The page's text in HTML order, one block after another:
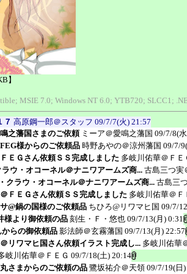
】
MSIE 7.0; Windows NT 6.0; YTB720; SLCC1;
７ 高原鋼一郎＠スタッフ 09/7/7(火) 21:57
之藩国さまのご依頼 ミーア＠愛鳴之藩国 09/7/8(
様からのご依頼品 時野あやの＠涼州藩国 09/7/
ＥＧさん依頼ＳＳ完成しました 多岐川佑華＠ＦＥ
ウ・オコーネル＠ナニワアームズ商... 古島三つ実
クラウ・オコーネル＠ナニワアームズ商... 古島三
ＦＥＧさん依頼ＳＳ完成しました 多岐川佑華＠Ｆ
@鍋の国様のご依頼品 ちひろ@リワマヒ国 09/7/
より御依頼の品 刻生・Ｆ・悠也 09/7/13(月) 0:31
らの御依頼品 影法師＠玄霧藩国 09/7/13(月) 22:57
リワマヒ国さん依頼イラスト完成し... 多岐川佑華
岐川佑華＠ＦＥＧ 09/7/18(土) 20:14
さまからのご依頼の品 鷺坂祐介＠天領 09/7/19(日